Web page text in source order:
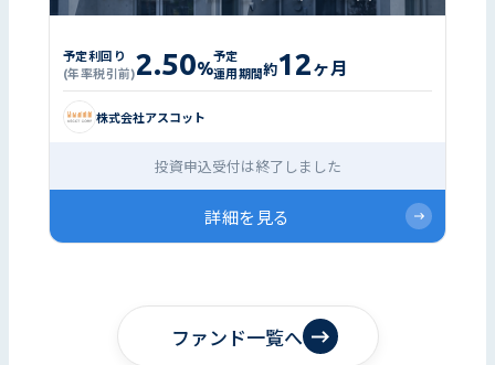
予定利回り
(年率税引前)2.50%
予定
運用期間約12ヶ月
株式会社アスコット
投資申込受付は終了しました
詳細を見る
ファンド一覧へ